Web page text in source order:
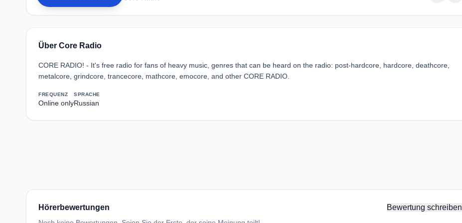
Über Core Radio
CORE RADIO! - It's free radio for fans of heavy music, genres that can be heard on the radio: post-hardcore, hardcore, deathcore,
metalcore, grindcore, trancecore, mathcore, emocore, and other CORE RADIO.
FREQUENZ
Online only
SPRACHE
Russian
Hörerbewertungen Bewertung schreiben